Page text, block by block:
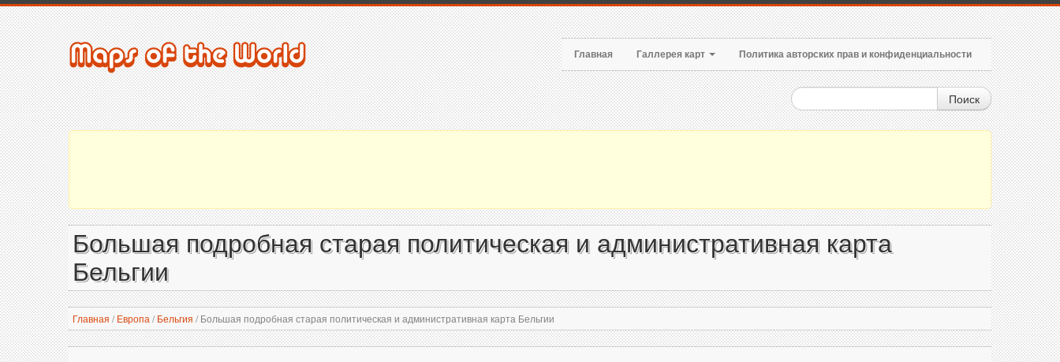
Главная Галлерея карт Политика авторских прав и конфиденциальности
Поиск
Большая подробная старая политическая и административная карта
Бельгии
Главная / Европа / Бельгия /Большая подробная старая политическая и административная карта Бельгии